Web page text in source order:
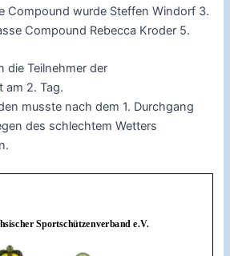
Compound wurde Steffen Windorf 3.
Compound Rebecca Kroder 5.
die Teilnehmer der
am 2. Tag.
musste nach dem 1. Durchgang
des schlechtem Wetters